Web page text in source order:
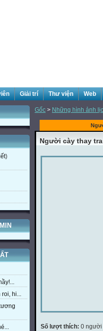
Giải trí Thư viện Web
)
roi, hi...
Gốc > Những hình ảnh
Người cày thay
Số lượt thích: 0 người